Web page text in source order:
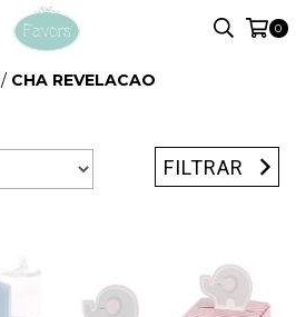
0
/ CHA REVELACAO
FILTRAR